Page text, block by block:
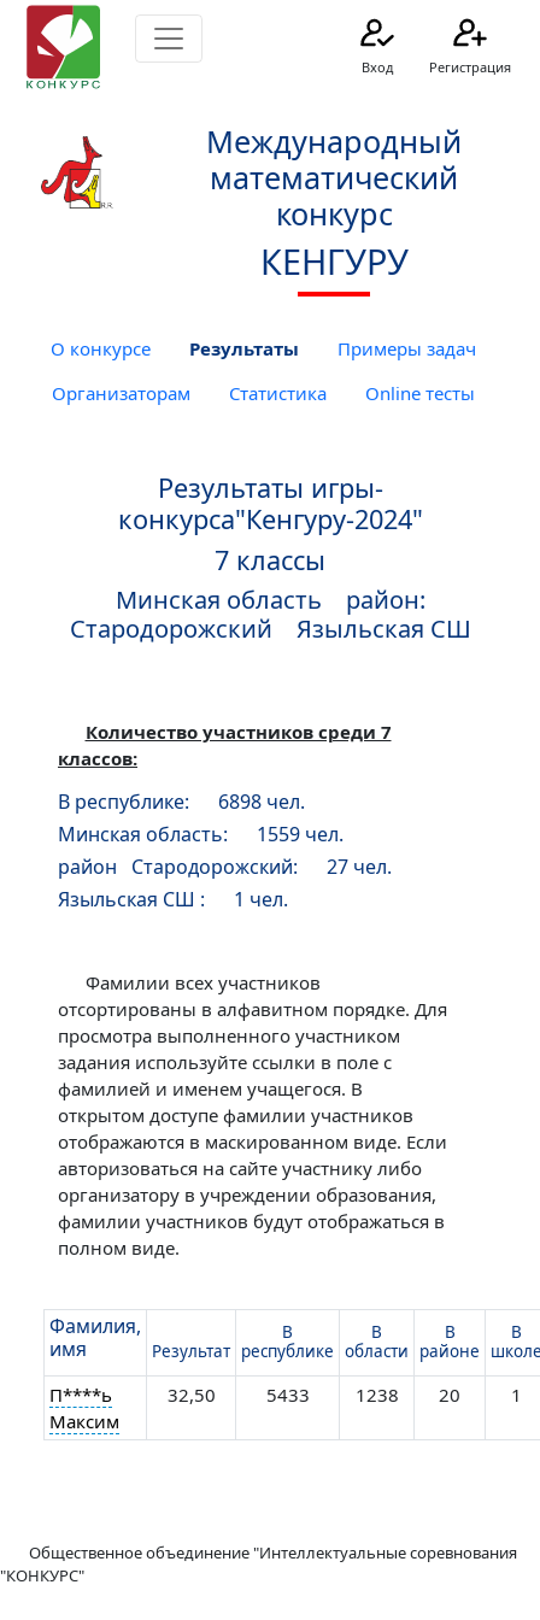
Вход Регистрация
Mеждународный
математический
конкурс
КЕНГУРУ
О конкурсе Результаты
Примеры задач
Организаторам
Статистика Online тесты
Результаты игры-
конкурса"Кенгуру-2024"
7 классы
Минская область район:
Стародорожский Языльская СШ
Количество участников среди 7
классов:
В республике: 6898 чел.
Минская область: 1559 чел.
район Стародорожский: 27 чел.
Языльская СШ : 1 чел.
Фамилии всех участников
отсортированы в алфавитном порядке. Для
просмотра выполненного участником
задания используйте ссылки в поле с
фамилией и именем учащегося. В
открытом доступе фамилии участников
отображаются в маскированном виде. Если
авторизоваться на сайте участнику либо
организатору в учреждении образования,
фамилии участников будут отображаться в
полном виде.
Фамилия,
имя
Результат
В
республике
В
области
В
районе
В
П****ь
Максим
32,50 5433 1238 20 1
Общественное объединение "Интеллектуальные соревнования
"КОНКУРС"